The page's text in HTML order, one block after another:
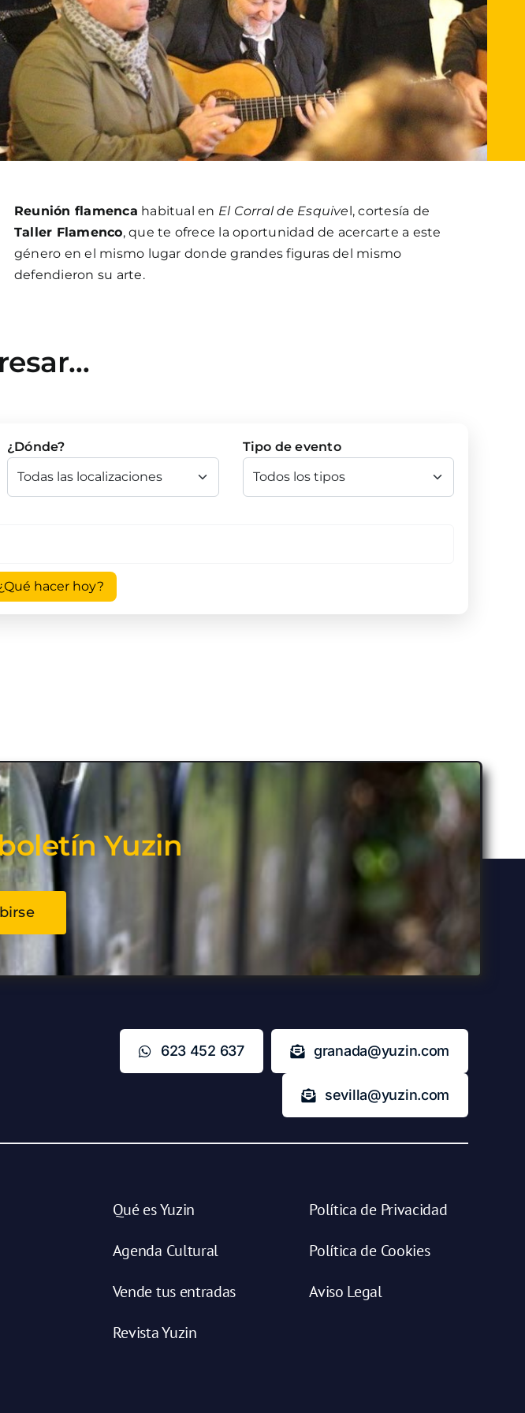
Reunión flamenca habitual en El Corral de Esquivel, cortesía de
Taller Flamenco, que te ofrece la oportunidad de acercarte a este
género en el mismo lugar donde grandes figuras del mismo
defendieron su arte.
¿Dónde? Tipo de evento
hacer hoy?
Yuzin
623 452 637 granada@yuzin.com
sevilla@yuzin.com
Qué es Yuzin
Agenda Cultural
Vende tus entradas
Revista Yuzin
Política de Privacidad
Política de Cookies
Aviso Legal